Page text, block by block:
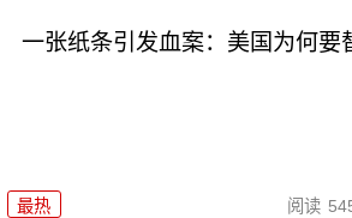
一张纸条引发血案：美国为何要
最热 阅读